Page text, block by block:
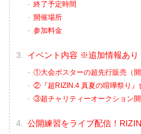
終了予定時間
開催場所
参加料金
イベント内容 ※追加情報あり
①大会ポスターの超先行販売（開
②『超RIZIN.4 真夏の喧嘩祭り』
③超チャリティーオークション
公開練習をライブ配信！